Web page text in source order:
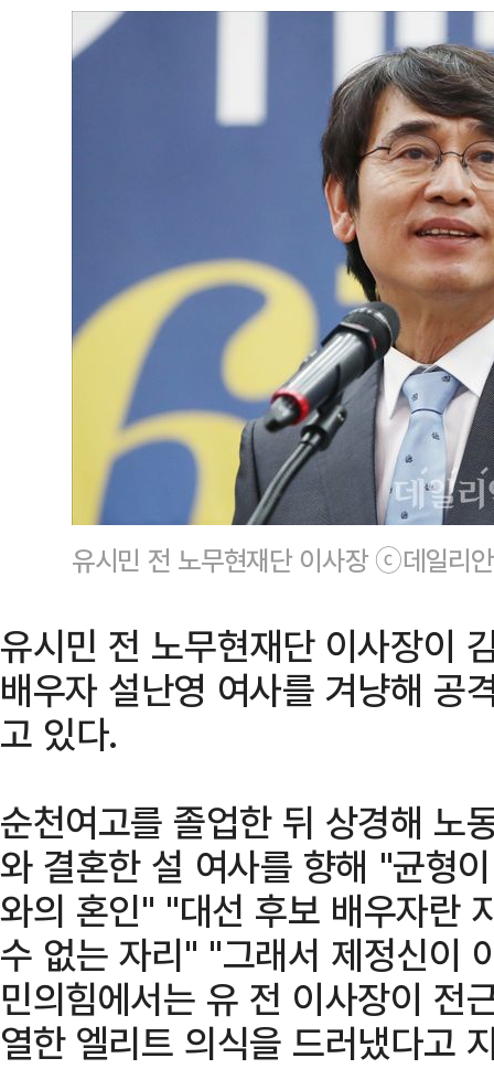
유시민 전 노무현재단 이사장 ⓒ데일리안
유시민 전 노무현재단 이사장이
배우자 설난영 여사를 겨냥해 공
고 있다.
순천여고를 졸업한 뒤 상경해 노
와 결혼한 설 여사를 향해 "균형
와의 혼인" "대선 후보 배우자란
수 없는 자리" "그래서 제정신이
민의힘에서는 유 전 이사장이 전
열한 엘리트 의식을 드러냈다고